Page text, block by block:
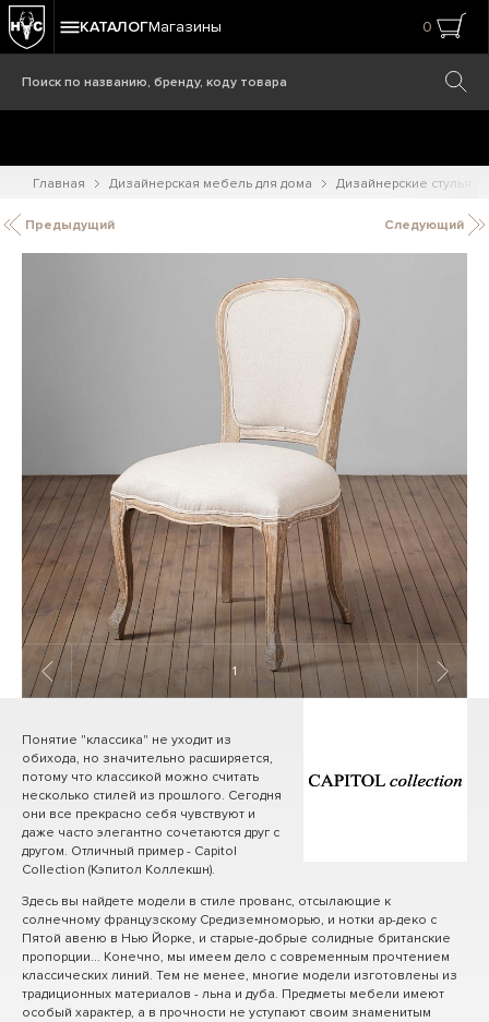
КАТАЛОГМагазины 0
Главная Дизайнерская мебель для дома Дизайнерские стулья
Предыдущий Следующий
1 / 11
Понятие "классика" не уходит из
обихода, но значительно расширяется,
потому что классикой можно считать
несколько стилей из прошлого. Сегодня
они все прекрасно себя чувствуют и
даже часто элегантно сочетаются друг с
другом. Отличный пример - Capitol
Collection (Кэпитол Коллекшн).
Здесь вы найдете модели в стиле прованс, отсылающие к
солнечному французскому Средиземноморью, и нотки ар-деко с
Пятой авеню в Нью Йорке, и старые-добрые солидные британские
пропорции... Конечно, мы имеем дело с современным прочтением
классических линий. Тем не менее, многие модели изготовлены из
традиционных материалов - льна и дуба. Предметы мебели имеют
особый характер, а в прочности не уступают своим знаменитым